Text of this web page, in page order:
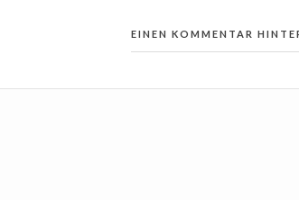
EINEN KOMMENTAR